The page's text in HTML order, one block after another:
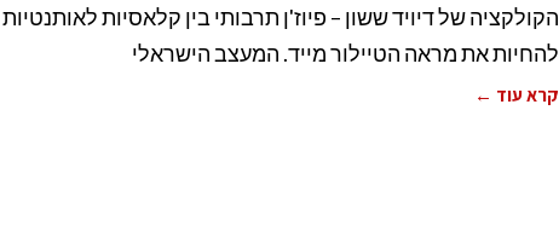
הקולקציה של דיויד ששון – פיוז'ן תרבותי בין קלאסיות לאותנטיות
להחיות את מראה הטיילור מייד. המעצב הישראלי
קרא עוד ←